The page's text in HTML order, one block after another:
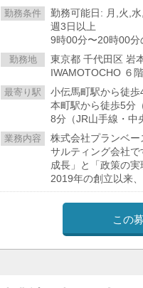
勤務条件
勤務可能日: 月,火,
週3日以上
9時00分〜20時00分
勤務地
東京都 千代田区 岩
IWAMOTOCHO ６階
最寄り駅
小伝馬町駅から徒
本町駅から徒歩5分
8分（JR山手線・中
業務内容
株式会社プランベ
サルティング会社
成長」と「政策の実
2019年の創立以来
この